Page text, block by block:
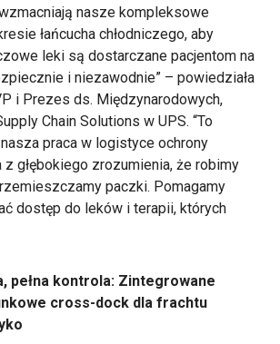
nasze kompleksowe
łańcucha chłodniczego, aby
leki są dostarczane pacjentom na
i niezawodnie” – powiedziała
i Prezes ds. Międzynarodowych,
Chain Solutions w UPS. “To
nasza praca w logistyce ochrony
głębokiego zrozumienia, że robimy
paczki. Pomagamy
dostęp do leków i terapii, których
pełna kontrola: Zintegrowane
cross-dock dla frachtu